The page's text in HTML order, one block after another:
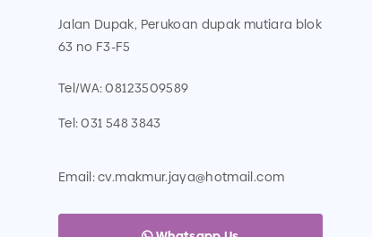
Jalan Dupak, Perukoan dupak mutiara blok
63 no F3-F5
Tel/WA:08123509589
Tel:031 548 3843
Email:cv.makmur.jaya@hotmail.com